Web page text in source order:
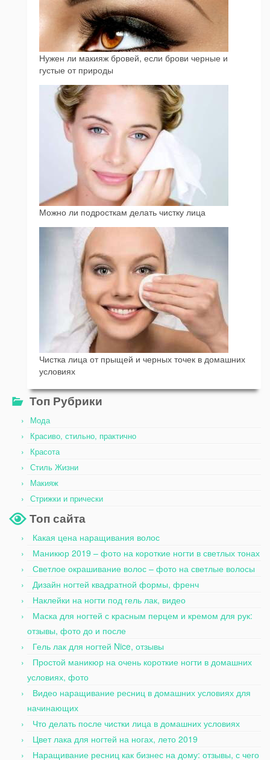
Нужен ли макияж бровей, если брови черные и
густые от природы
Можно ли подросткам делать чистку лица
Чистка лица от прыщей и черных точек в домашних
условиях
Топ Рубрики
Мода
Красиво, стильно, практично
Красота
Стиль Жизни
Макияж
Стрижки и прически
Топ сайта
Какая цена наращивания волос
Маникюр 2019 – фото на короткие ногти в светлых тонах
Светлое окрашивание волос – фото на светлые волосы
Дизайн ногтей квадратной формы, френч
Наклейки на ногти под гель лак, видео
Маска для ногтей с красным перцем и кремом для рук:
отзывы, фото до и после
Гель лак для ногтей Nice, отзывы
Простой маникюр на очень короткие ногти в домашних
условиях, фото
Видео наращивание ресниц в домашних условиях для
начинающих
Что делать после чистки лица в домашних условиях
Цвет лака для ногтей на ногах, лето 2019
Наращивание ресниц как бизнес на дому: отзывы, с чего